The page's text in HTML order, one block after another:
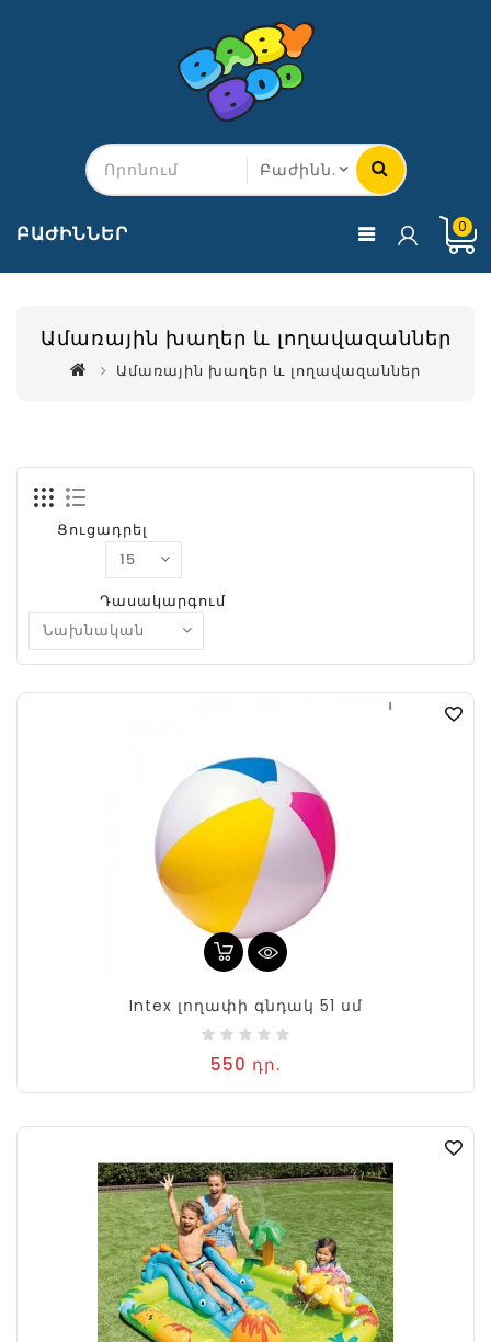
ԲԱԺԻՆՆԵՐ 0
Ամառային խաղեր և լողավազաններ
Ամառային խաղեր և լողավազաններ
Ցուցադրել
Դասակարգում
Intex լողափի գնդակ 51 սմ
550 դր.